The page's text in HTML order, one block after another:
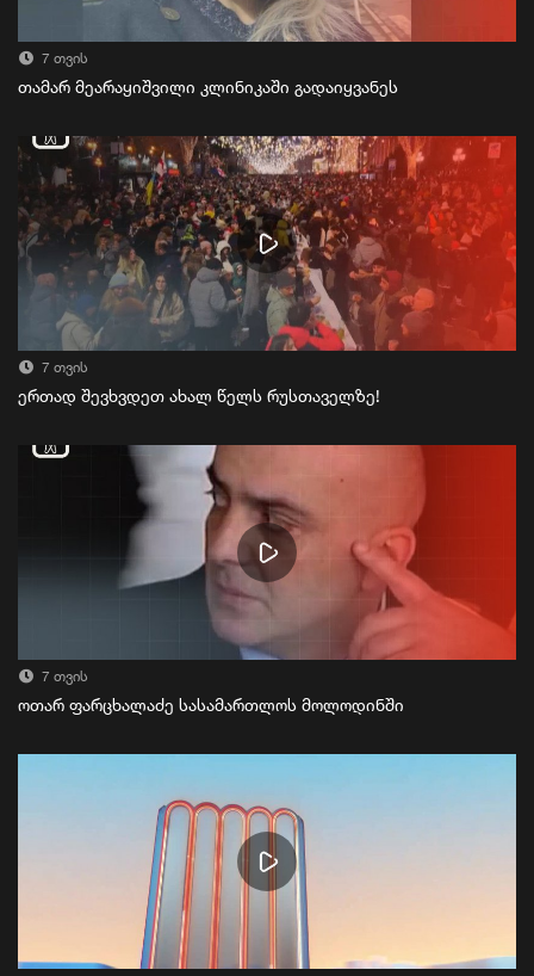
7 თვის
თამარ მეარაყიშვილი კლინიკაში გადაიყვანეს
7 თვის
ერთად შევხვდეთ ახალ წელს რუსთაველზე!
7 თვის
ოთარ ფარცხალაძე სასამართლოს მოლოდინში